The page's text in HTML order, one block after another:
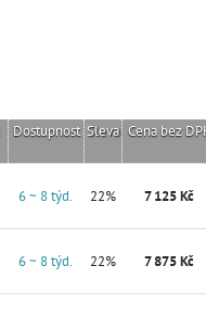
Dostupnost Sleva Cena bez
6 ~ 8 týd. 22% 7 125 Kč
6 ~ 8 týd. 22% 7 875 Kč